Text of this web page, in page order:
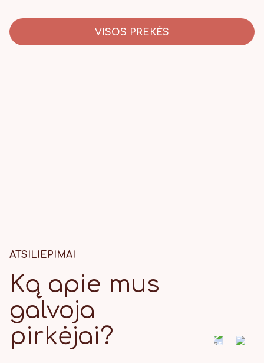
VISOS PREKĖS
ATSILIEPIMAI
Ką apie mus
galvoja
pirkėjai?